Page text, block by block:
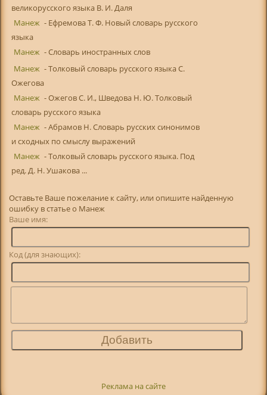
великорусского языка В. И. Даля
Манеж - Ефремова Т. Ф. Новый словарь русского
языка
Манеж - Словарь иностранных слов
Манеж - Толковый словарь русского языка С.
Ожегова
Манеж - Ожегов С. И., Шведова Н. Ю. Толковый
словарь русского языка
Манеж - Абрамов Н. Словарь русских синонимов
и сходных по смыслу выражений
Манеж - Толковый словарь русского языка. Под
ред. Д. Н. Ушакова ...
Оставьте Ваше пожелание к сайту, или опишите найденную
ошибку в статье о Манеж
Ваше имя:
Код (для знающих):
Реклама на сайте